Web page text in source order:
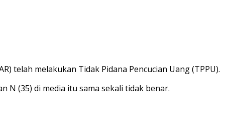
telah melakukan Tidak Pidana Pencucian Uang (TPPU).
N (35) di media itu sama sekali tidak benar.